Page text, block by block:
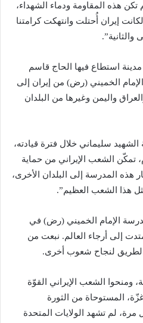
هذه المقاومة ودماء الشهداء،
العدوّ بعد 12 يومًا ولكانت إيران أُحتلت وانتهكت كرامتنا
والثانية”.
استطاع فيها الحاج قاسم
الخميني (رض) من إيران إلى
واليمن وغيرها من البلدان
سليماني خلال فترة قيادته،
رضائي: “بعد 200 عام، تمكّن الشعب الإيراني من حماية
هذه المدرسة إلى البلدان الأخرى،
هذا الشعب العظيم”.
الإمام الخميني (رض) في
إلى أرجاء العالم. نبعت من
لنجاح شعوب أخرى.
ومنحوا الشعب الإيراني القوّة
المستوحاة من الثورة
مرة، لم تشهد الولايات المتحدة